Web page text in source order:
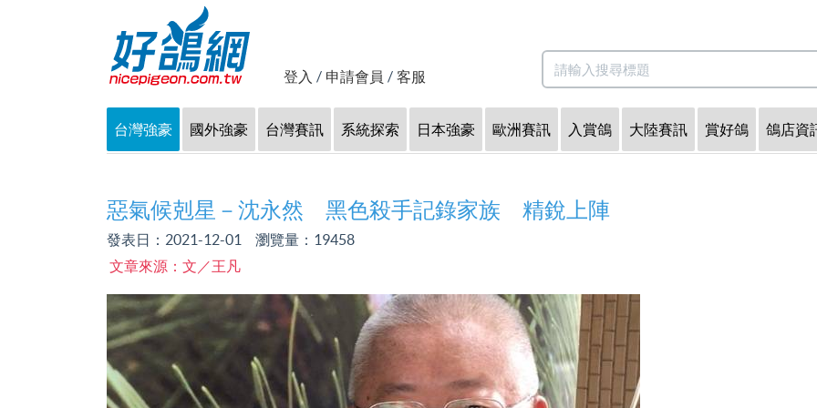
登入 / 申請會員 / 客服
台灣強豪 國外強豪 台灣賽訊 系統探索 日本強豪 歐洲賽訊 入賞鴿 大陸賽訊 賞好鴿 鴿店資
惡氣候剋星－沈永然 黑色殺手記錄家族 精銳上陣
發表日：2021-12-01 瀏覽量： 19458
文章來源：文／王凡